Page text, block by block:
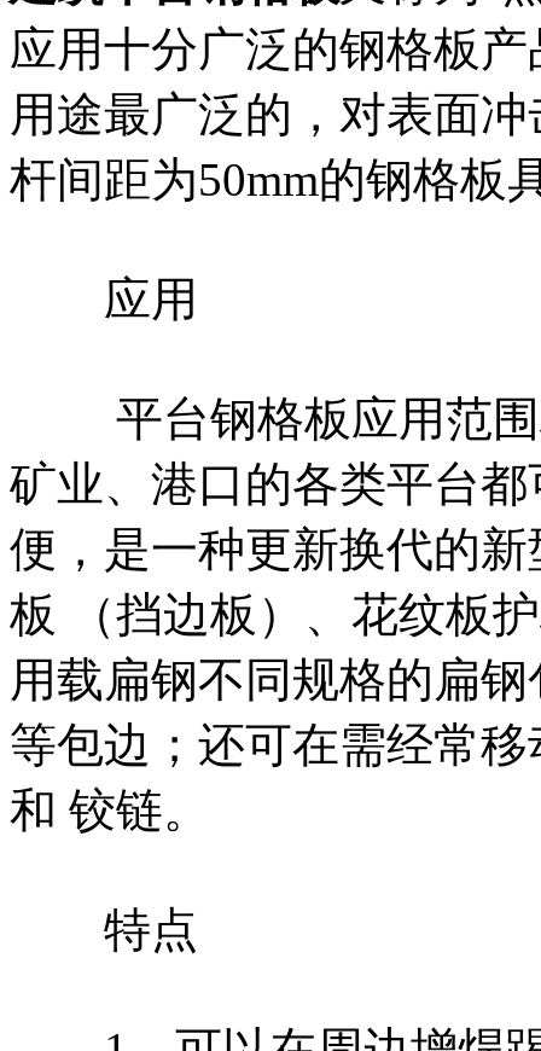
应用十分广泛的钢格板
用途最广泛的，对表面
杆间距为50mm的钢格板
应用
平台钢格板应用范围
矿业、港口的各类平台
便，是一种更新换代的
板 （挡边板）、花纹板
用载扁钢不同规格的扁
等包边；还可在需经常
和 铰链。
特点